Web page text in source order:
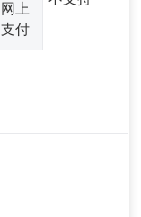
网上
支付